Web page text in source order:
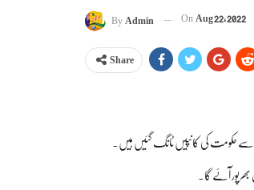
ByAdmin OnAug 22, 2022
Share
سے حکومت کی کانپیں ٹانگ گئیں ہیں۔
آئے گا۔